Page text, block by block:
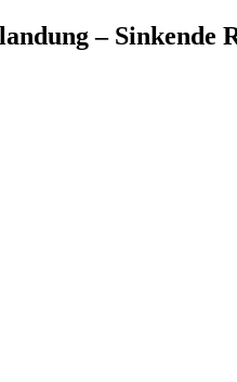
– Sinkende